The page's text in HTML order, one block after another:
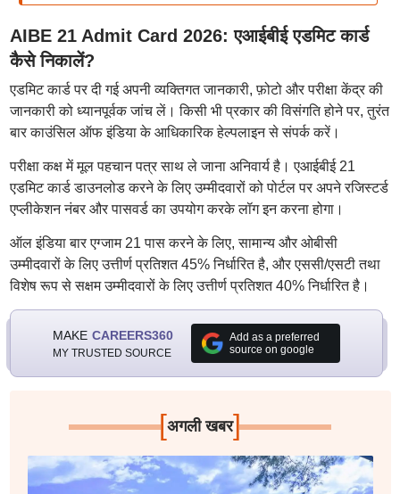
AIBE 21 Admit Card 2026: एआईबीई एडमिट कार्ड
कैसे निकालें?
एडमिट कार्ड पर दी गई अपनी व्यक्तिगत जानकारी, फ़ोटो और परीक्षा केंद्र की
जानकारी को ध्यानपूर्वक जांच लें। किसी भी प्रकार की विसंगति होने पर, तुरंत
बार काउंसिल ऑफ इंडिया के आधिकारिक हेल्पलाइन से संपर्क करें।
परीक्षा कक्ष में मूल पहचान पत्र साथ ले जाना अनिवार्य है। एआईबीई 21
एडमिट कार्ड डाउनलोड करने के लिए उम्मीदवारों को पोर्टल पर अपने रजिस्टर्ड
एप्लीकेशन नंबर और पासवर्ड का उपयोग करके लॉग इन करना होगा।
ऑल इंडिया बार एग्जाम 21 पास करने के लिए, सामान्य और ओबीसी
उम्मीदवारों के लिए उत्तीर्ण प्रतिशत 45% निर्धारित है, और एससी/एसटी तथा
विशेष रूप से सक्षम उम्मीदवारों के लिए उत्तीर्ण प्रतिशत 40% निर्धारित है।
MAKE CAREERS360
MY TRUSTED SOURCE
Add as a preferred
source on google
[अगली खबर]